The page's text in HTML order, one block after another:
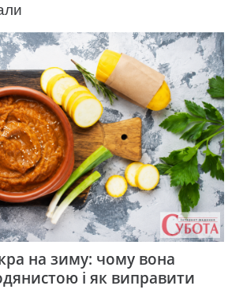
на зиму: чому вона
і як виправити